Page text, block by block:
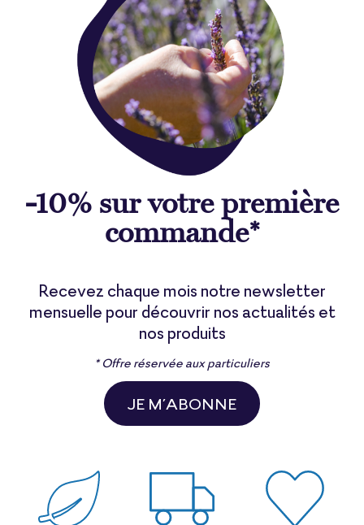
-10% sur votre première
commande*
Recevez chaque mois notre newsletter
mensuelle pour découvrir nos actualités et
nos produits
* Offre réservée aux particuliers
JE M’ABONNE